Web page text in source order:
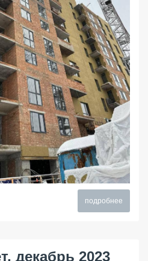
подробнее
декабрь 2023